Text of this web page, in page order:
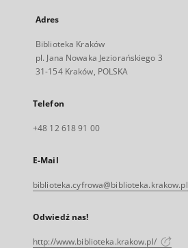
Adres
Biblioteka Kraków
pl. Jana Nowaka Jeziorańskiego 3
31-154 Kraków, POLSKA
Telefon
+48 12 618 91 00
E-Mail
biblioteka.cyfrowa@biblioteka.krakow.pl
Odwiedź nas!
http://www.biblioteka.krakow.pl/